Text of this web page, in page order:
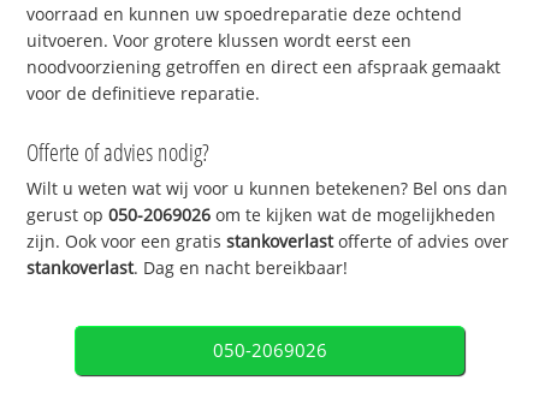
voorraad en kunnen uw spoedreparatie deze ochtend
uitvoeren. Voor grotere klussen wordt eerst een
noodvoorziening getroffen en direct een afspraak gemaakt
voor de definitieve reparatie.
Offerte of advies nodig?
Wilt u weten wat wij voor u kunnen betekenen? Bel ons dan
gerust op050-2069026 om te kijken wat de mogelijkheden
zijn. Ook voor een gratisstankoverlastofferte of advies over
stankoverlast. Dag en nacht bereikbaar!
050-2069026